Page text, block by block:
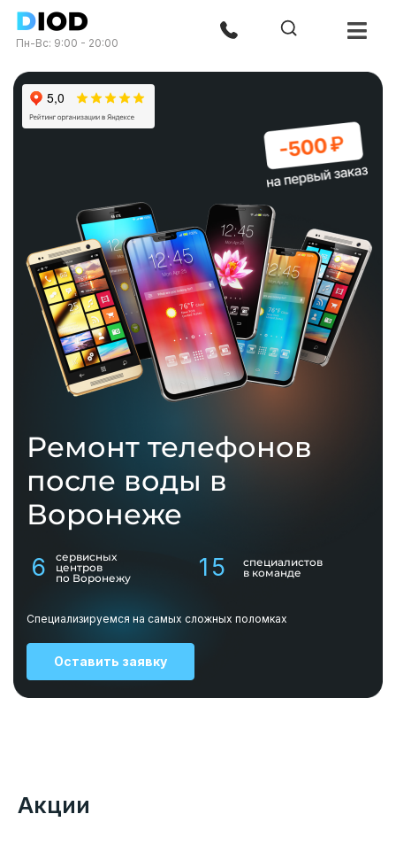
Пн-Вс: 9:00 - 20:00
Ремонт телефонов
после воды в
Воронеже
6
сервисных
центров
по Воронежу
15
специалистов
в команде
Специализируемся на самых сложных поломках
Оставить заявку
Акции